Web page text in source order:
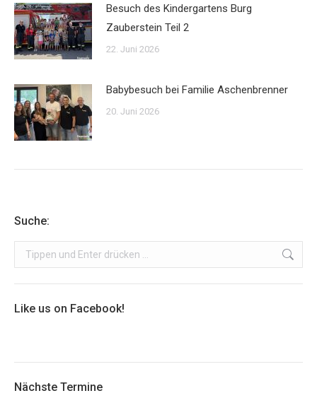
Besuch des Kindergartens Burg
Zauberstein Teil 2
22. Juni 2026
Babybesuch bei Familie Aschenbrenner
20. Juni 2026
Suche:
Search:
Like us on Facebook!
Nächste Termine